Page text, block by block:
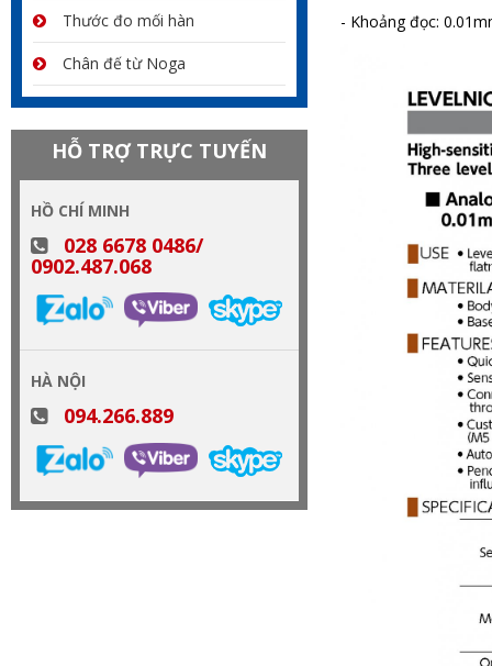
- Khoảng đọc:
Thước đo mối hàn
Chân đế từ Noga
HỖ TRỢ TRỰC TUYẾN
HỒ CHÍ MINH
028 6678 0486/
0902.487.068
HÀ NỘI
094.266.889